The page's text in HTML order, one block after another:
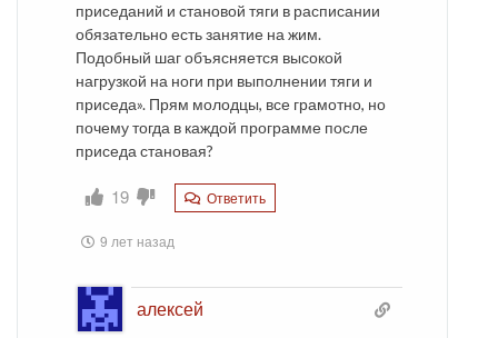
приседаний и становой тяги в расписании
обязательно есть занятие на жим.
Подобный шаг объясняется высокой
нагрузкой на ноги при выполнении тяги и
приседа». Прям молодцы, все грамотно, но
почему тогда в каждой программе после
приседа становая?
19 Ответить
9 лет назад
алексей